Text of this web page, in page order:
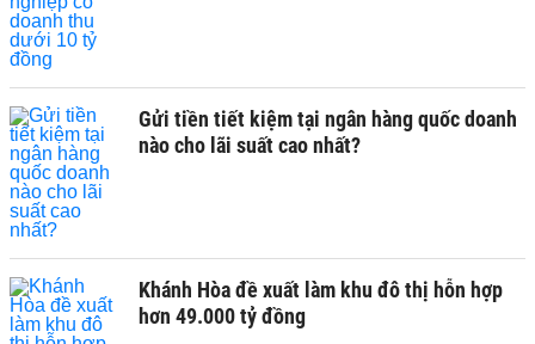
Gửi tiền tiết kiệm tại ngân hàng quốc doanh
nào cho lãi suất cao nhất?
Khánh Hòa đề xuất làm khu đô thị hỗn hợp
hơn 49.000 tỷ đồng